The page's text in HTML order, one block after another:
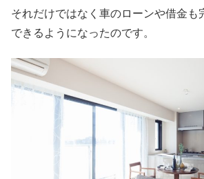
それだけではなく車のローンや借金も
できるようになったのです。